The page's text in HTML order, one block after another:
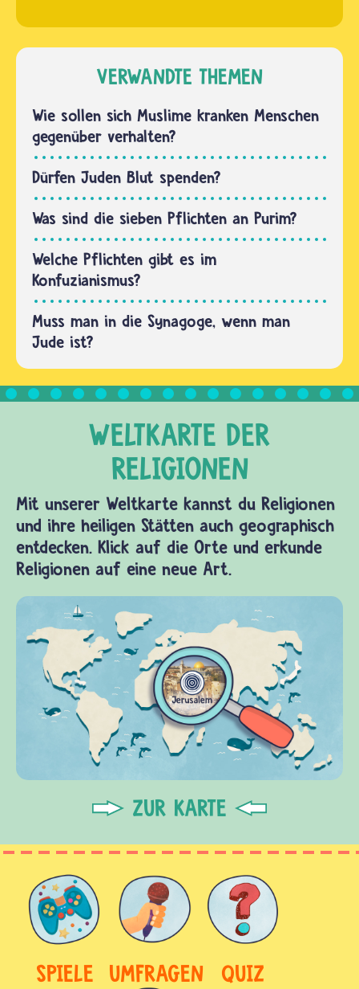
und
Juden
glauben,
Männer
und
Frauen
von Gott
unterschiedliche
Aufgaben
bekommen
haben.…
VERWANDTE THEMEN
Wie sollen sich Muslime kranken Menschen
gegenüber verhalten?
Dürfen Juden Blut spenden?
Was sind die sieben Pflichten an Purim?
Welche Pflichten gibt es im
Konfuzianismus?
Muss man in die Synagoge, wenn man
Jude ist?
Mit unserer Weltkarte kannst du Religionen
und ihre heiligen Stätten auch geographisch
entdecken. Klick auf die Orte und erkunde
Religionen auf eine neue Art.
ZUR KARTE
SPIELE UMFRAGEN QUIZ